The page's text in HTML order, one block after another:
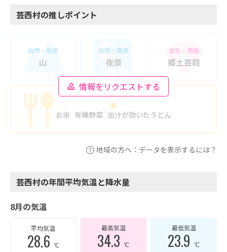
芸西村の推しポイント
情報をリクエストする
自然・風景
山
自然・風景
夜景
文化・施設
郷土芸能
食
お米 有機野菜 出汁が効いたうどん
地域の方へ：データを表示するには？
芸西村の年間平均気温と降水量
8月の気温
平均気温
28.6 ℃
最高気温
34.3℃
最低気温
23.9℃